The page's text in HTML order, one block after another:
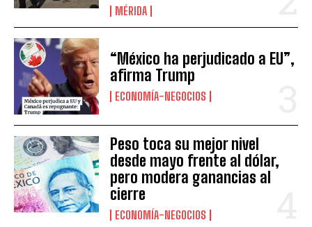
MÉRIDA
“México ha perjudicado a EU”,
afirma Trump
ECONOMÍA-NEGOCIOS
Peso toca su mejor nivel
desde mayo frente al dólar,
pero modera ganancias al
cierre
ECONOMÍA-NEGOCIOS